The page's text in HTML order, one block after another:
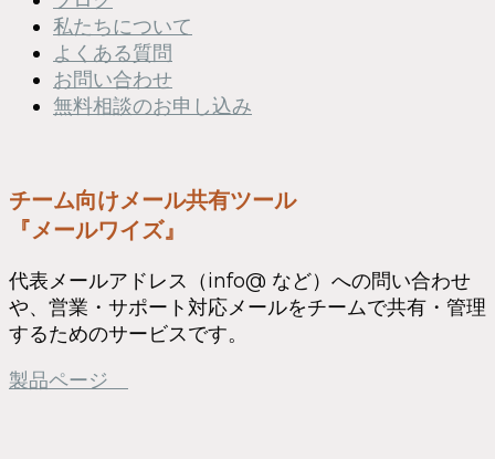
私たちについて
よくある質問
お問い合わせ
無料相談のお申し込み
チーム向けメール共有ツール
『メールワイズ』
代表メールアドレス（info@ など）への問い合わせ
や、営業・サポート対応メールをチームで共有・管理
するためのサービスです。
製品ページ